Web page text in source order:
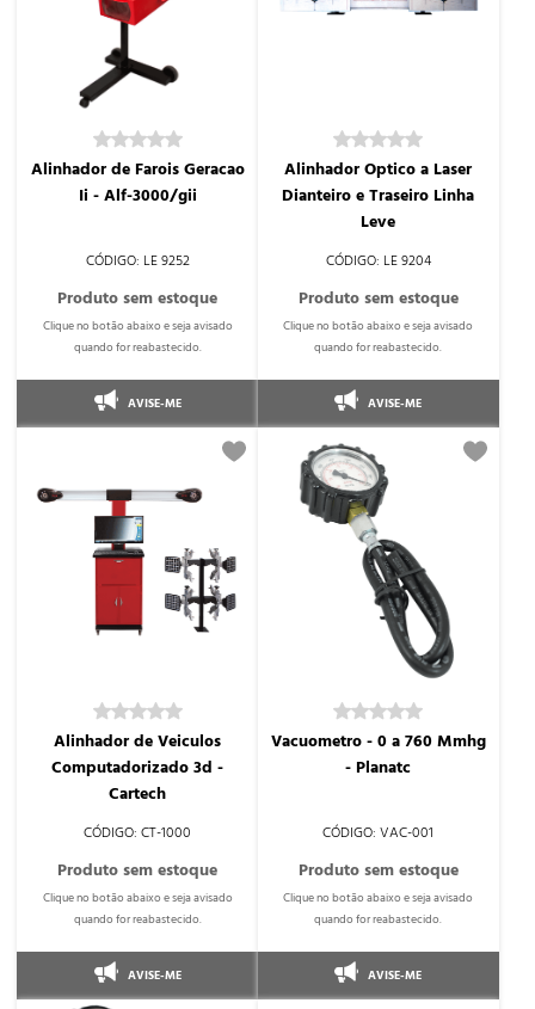
LE 9252
Alinhador de Farois Geracao
Ii - Alf-3000/gii
AVISE-ME
LE 9204
Alinhador Optico a Laser
Dianteiro e Traseiro Linha
Leve
AVISE-ME
CT-1000
Alinhador de Veiculos
Computadorizado 3d -
Cartech
AVISE-ME
VAC-001
Vacuometro - 0 a 760 Mmhg
- Planatc
AVISE-ME